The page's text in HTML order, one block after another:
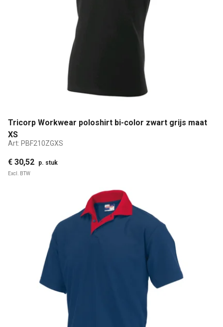
Tricorp Workwear poloshirt bi-color zwart grijs maat
XS
Art: PBF210ZGXS
€ 30,52 p. stuk
Excl. BTW